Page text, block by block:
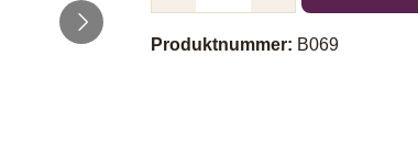
Produktnummer: B069